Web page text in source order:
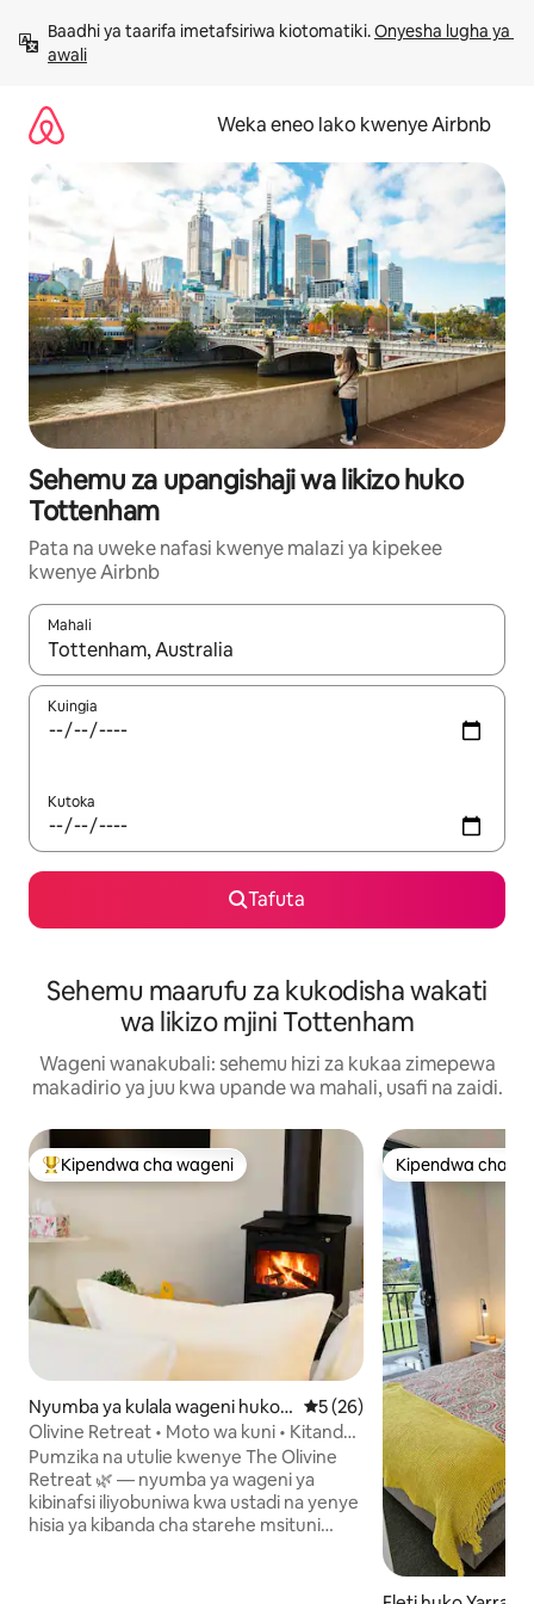
kwenda
kwenye
Baadhi ya taarifa imetafsiriwa kiotomatiki. Onyesha lugha ya
awali
Weka eneo lako kwenye Airbnb
Sehemu za upangishaji wa likizo huko
Tottenham
Pata na uweke nafasi kwenye malazi ya kipekee
kwenye Airbnb
Mahali
Wakati matokeo yanapatikana, vinjari kwa kutumia vitufe vya
Kuingia
Kutoka
Tafuta
Sehemu maarufu za kukodisha wakati
wa likizo mjini Tottenham
Wageni wanakubali: sehemu hizi za kukaa zimepewa
makadirio ya juu kwa upande wa mahali, usafi na zaidi.
Kipendwa maarufu cha wageni
Kipendwa cha wageni
Nyumba ya kulala wageni huko
Newport
Ukadiriaji wa wastani wa 5
5 (26)
Olivine Retreat • Moto wa kuni • Kitanda
cha ukubwa wa King • Sitaha
Pumzika na utulie kwenye The Olivine
Retreat 🌿 — nyumba ya wageni ya
kibinafsi iliyobuniwa kwa ustadi na yenye
hisia ya kibanda cha starehe msituni
Kipendwa cha
Kipendwa cha